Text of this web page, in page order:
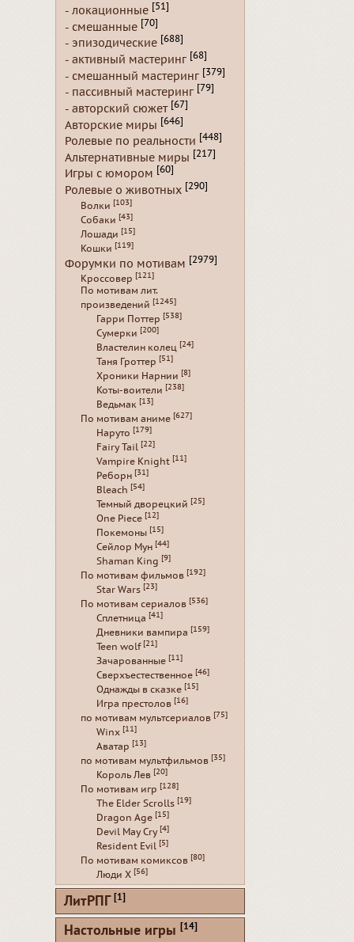
- локационные [51]
- смешанные [70]
- эпизодические [688]
- активный мастеринг [68]
- смешанный мастеринг [379]
- пассивный мастеринг [79]
- авторский сюжет [67]
Авторские миры [646]
Ролевые по реальности [448]
Альтернативные миры [217]
Игры с юмором [60]
Ролевые о животных [290]
Волки [103]
Собаки [43]
Лошади [15]
Кошки [119]
Форумки по мотивам [2979]
Кроссовер [121]
По мотивам лит.
произведений [1245]
Гарри Поттер [538]
Сумерки [200]
Властелин колец [24]
Таня Гроттер [51]
Хроники Нарнии [8]
Коты-воители [238]
Ведьмак [13]
По мотивам аниме [627]
Наруто [179]
Fairy Tail [22]
Vampire Knight [11]
Реборн [31]
Bleach [54]
Темный дворецкий [25]
One Piece [12]
Покемоны [15]
Сейлор Мун [44]
Shaman King [9]
По мотивам фильмов [192]
Star Wars [23]
По мотивам сериалов [536]
Сплетница [41]
Дневники вампира [159]
Teen wolf [21]
Зачарованные [11]
Сверхъестественное [46]
Однажды в сказке [15]
Игра престолов [16]
по мотивам мультсериалов [75]
Winx [11]
Аватар [13]
по мотивам мультфильмов [35]
Король Лев [20]
По мотивам игр [128]
The Elder Scrolls [19]
Dragon Age [15]
Devil May Cry [4]
Resident Evil [5]
По мотивам комиксов [80]
Люди Х [56]
ЛитРПГ [1]
Настольные игры [14]